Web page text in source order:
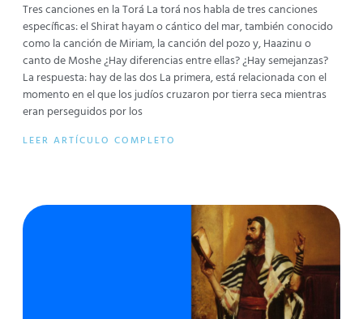
Tres canciones en la Torá La torá nos habla de tres canciones
específicas: el Shirat hayam o cántico del mar, también conocido
como la canción de Miriam, la canción del pozo y, Haazinu o
canto de Moshe ¿Hay diferencias entre ellas? ¿Hay semejanzas?
La respuesta: hay de las dos La primera, está relacionada con el
momento en el que los judíos cruzaron por tierra seca mientras
eran perseguidos por los
LEER ARTÍCULO COMPLETO